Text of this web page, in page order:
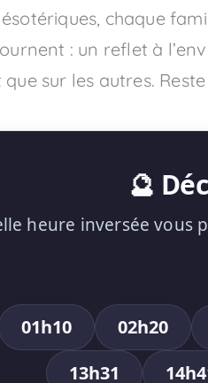
chaque
: un reflet à
sur les autres.
🔮
heure inversée vous
01h10 02h20
13h31